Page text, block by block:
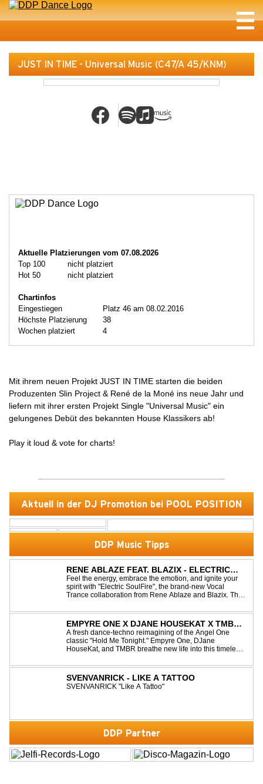
Aktuell in der DJ Promotion bei POOL POSITION
DDP Music Tipps
RENE ABLAZE FEAT. BLAZIX - ELECTRIC
SOULFIRE
Feel the energy, embrace the emotion, and ignite your
spirit with "Electric SoulFire", the brand-new Vocal
Trance collaboration from Rene Ablaze and Blazix. This
of uplifting melodies and powerful vocals. Classic
Uplifting Vocal Trance me...
EMPYRE ONE X DJANE HOUSEKAT X TMBR -
HOLD ME TONIGHT
A fresh dance-techno reimagining of the Angel One
classic "Hold Me Tonight." Empyre One, DJane
HouseKat, and TMBR breathe new life into this timeless
energetic modern production. Blending nostalgia with
contemporary dancefloor energy, this cover...
SVENVANRICK - LIKE A TATTOO
SVENVANRICK "Like A Tattoo"
DDP Partner
JUST IN TIME - Universal Music (C47/A 45/KNM)
Aktuelle Platzierungen vom 07.08.2026
Top 100
nicht platziert
Hot 50
nicht platziert
Chartinfos
Eingestiegen
Platz 46 am 08.02.2016
Höchste Platzierung
38
Wochen platziert
4
Mit ihrem neuen Projekt JUST IN TIME starten die beiden
Produzenten Slin Project & René de la Moné ins neue Jahr und
liefern mit ihrer ersten Projekt Single "Universal Music" ein
gelungenes Debüt des bekannten House Klassikers ab!
Play it loud & vote for charts!